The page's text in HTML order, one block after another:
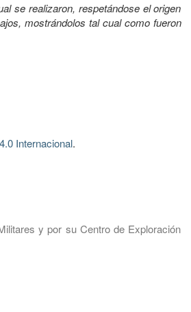
se realizaron, respetándose el origen
mostrándolos tal cual como fueron
Internacional.
y por su Centro de Exploración